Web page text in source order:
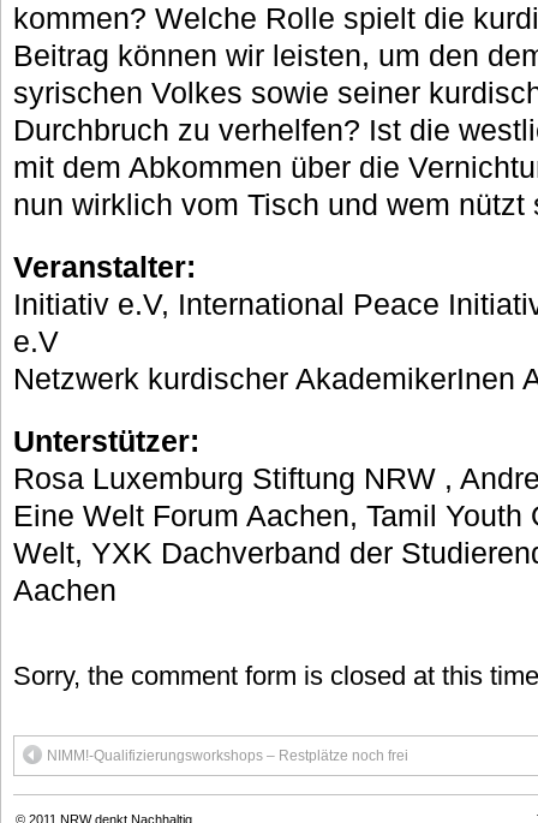
kommen? Welche Rolle spielt die
Beitrag können wir leisten, um den
syrischen Volkes sowie seiner
Durchbruch zu verhelfen? Ist die
mit dem Abkommen über die
nun wirklich vom Tisch und wem nützt
Veranstalter:
Initiativ e.V, International Peace
e.V
Netzwerk kurdischer AkademikerInen
Unterstützer:
Rosa Luxemburg Stiftung NRW ,
Eine Welt Forum Aachen, Tamil Youth
Welt, YXK Dachverband der
Aachen
Sorry, the comment form is closed at this
NIMM!-Qualifizierungsworkshops – Restplätze noch frei
© 2011 NRW denkt Nachhaltig